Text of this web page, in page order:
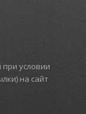
условии
на сайт